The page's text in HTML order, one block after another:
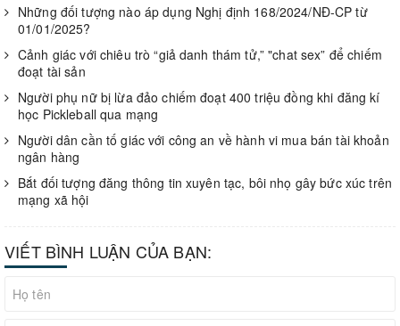
Những đối tượng nào áp dụng Nghị định 168/2024/NĐ-CP từ
01/01/2025?
Cảnh giác với chiêu trò “giả danh thám tử,” "chat sex” để chiếm
đoạt tài sản
Người phụ nữ bị lừa đảo chiếm đoạt 400 triệu đồng khi đăng kí
học Pickleball qua mạng
Người dân cần tố giác với công an về hành vi mua bán tài khoản
ngân hàng
Bắt đối tượng đăng thông tin xuyên tạc, bôi nhọ gây bức xúc trên
mạng xã hội
VIẾT BÌNH LUẬN CỦA BẠN: